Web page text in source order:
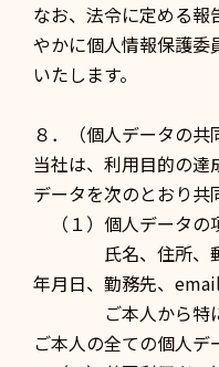
なお、法令に定める報
やかに個人情報保護委
いたします。
８．（個人データの共
当社は、利用目的の達
データを次のとおり共
（１）個人データの
氏名、住所、郵
年月日、勤務先、
ご本人から特に申
ご本人の全ての個人デ